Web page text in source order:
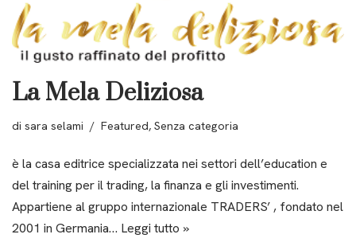
La Mela Deliziosa
di sara selami Featured, Senza categoria
è la casa editrice specializzata nei settori dell’education e
del training per il trading, la finanza e gli investimenti.
Appartiene al gruppo internazionale TRADERS’ , fondato nel
2001 in Germania… Leggi tutto »